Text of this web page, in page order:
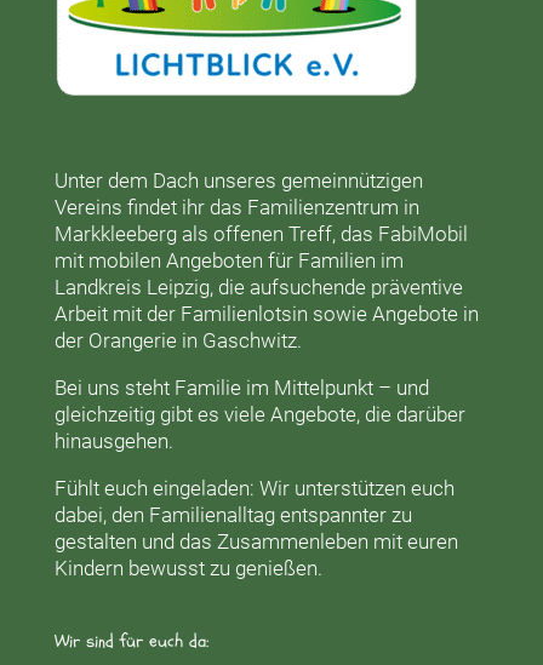
Unter dem Dach unseres gemeinnützigen
Vereins findet ihr das Familienzentrum in
Markkleebergals offenen Treff, das FabiMobil
mit mobilen Angeboten für Familien im
Landkreis Leipzig, die aufsuchende präventive
Arbeit mit der Familienlotsin sowie Angebote in
der Orangeriein Gaschwitz.
Bei uns steht Familie im Mittelpunkt – und
gleichzeitig gibt es viele Angebote, die darüber
hinausgehen.
Fühlt euch eingeladen: Wir unterstützen euch
dabei, den Familienalltag entspannter zu
gestalten und das Zusammenleben mit euren
Kindern bewusst zu genießen.
Wir sind für euch da: